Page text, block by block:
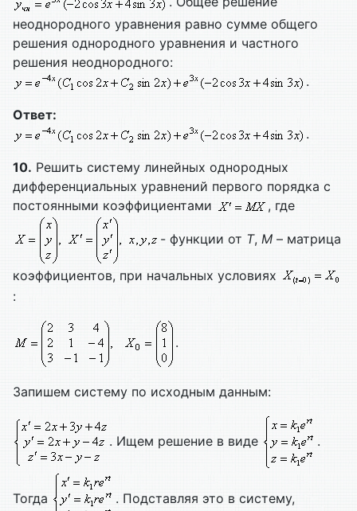
неоднородного уравнения равно сумме общего
решения однородного уравнения и частного
решения неоднородного:
.
Ответ:
.
10. Решить систему линейных однородных
дифференциальных уравнений первого порядка с
постоянными коэффициентами
, где
- функции от T, M – матрица
коэффициентов, при начальных условиях
:
.
Запишем систему по исходным данным:
. Ищем решение в виде .
Тогда . Подставляя это в систему,